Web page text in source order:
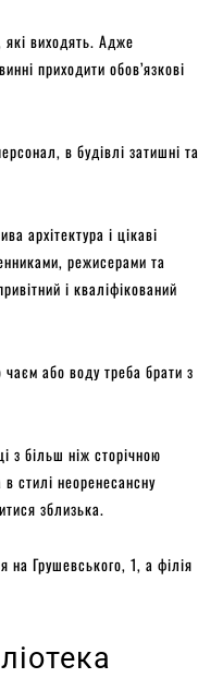
які виходять. Адже
приходити обов’язкові
в будівлі затишні та
архітектура і цікаві
режисерами та
і кваліфікований
або воду треба брати з
з більш ніж сторічною
в стилі неоренесансну
зблизька.
на Грушевського, 1, а філія